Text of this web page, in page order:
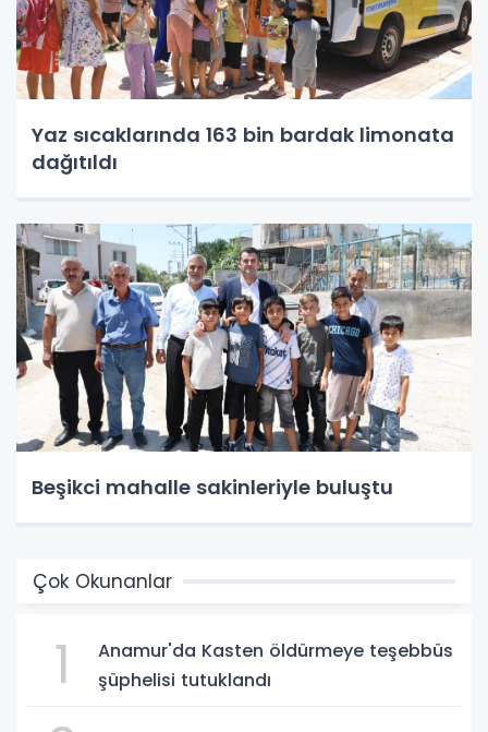
Yaz sıcaklarında 163 bin bardak limonata
dağıtıldı
Beşikci mahalle sakinleriyle buluştu
Çok Okunanlar
1
Anamur'da Kasten öldürmeye teşebbüs
şüphelisi tutuklandı